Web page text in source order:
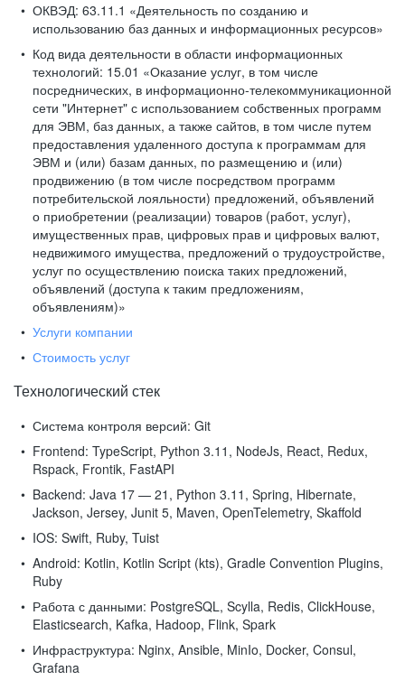
ОКВЭД: 63.11.1 «Деятельность по созданию и
использованию баз данных и информационных ресурсов»
Код вида деятельности в области информационных
технологий: 15.01 «Оказание услуг, в том числе
посреднических, в информационно-телекоммуникационной
сети "Интернет" с использованием собственных программ
для ЭВМ, баз данных, а также сайтов, в том числе путем
предоставления удаленного доступа к программам для
ЭВМ и (или) базам данных, по размещению и (или)
продвижению (в том числе посредством программ
потребительской лояльности) предложений, объявлений
о приобретении (реализации) товаров (работ, услуг),
имущественных прав, цифровых прав и цифровых валют,
недвижимого имущества, предложений о трудоустройстве,
услуг по осуществлению поиска таких предложений,
объявлений (доступа к таким предложениям,
объявлениям)»
Услуги компании
Стоимость услуг
Технологический стек
Система контроля версий: Git
Frontend: TypeScript, Python 3.11, NodeJs, React, Redux,
Rspack, Frontik, FastAPI
Backend: Java 17 — 21, Python 3.11, Spring, Hibernate,
Jackson, Jersey, Junit 5, Maven, OpenTelemetry, Skaffold
IOS: Swift, Ruby, Tuist
Android: Kotlin, Kotlin Script (kts), Gradle Convention Plugins,
Ruby
Работа с данными: PostgreSQL, Scylla, Redis, ClickHouse,
Elasticsearch, Kafka, Hadoop, Flink, Spark
Инфраструктура: Nginx, Ansible, MinIo, Docker, Consul,
Grafana